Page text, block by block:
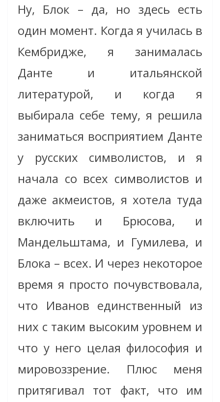
Ну, Блок – да, но здесь есть
один момент. Когда я училась в
Кембридже, я занималась
Данте и итальянской
литературой, и когда я
выбирала себе тему, я решила
заниматься восприятием Данте
у русских символистов, и я
начала со всех символистов и
даже акмеистов, я хотела туда
включить и Брюсова, и
Мандельштама, и Гумилева, и
Блока – всех. И через некоторое
время я просто почувствовала,
что Иванов единственный из
них с таким высоким уровнем и
что у него целая философия и
мировоззрение. Плюс меня
притягивал тот факт, что им